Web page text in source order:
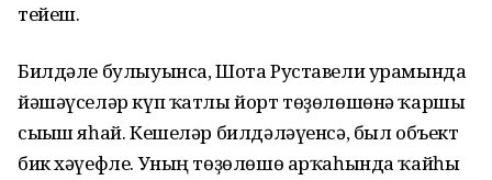
тейеш.
Билдәле булыуынса, Шота Руставели урамында
йәшәүселәр күп ҡатлы йорт төҙөлөшөнә ҡаршы
сығыш яһай. Кешеләр билдәләүенсә, был объект
бик хәүефле. Уның төҙөлөшө арҡаһында ҡайһы